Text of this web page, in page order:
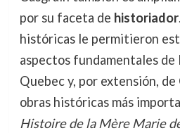
por su faceta de historiador
históricas le permitieron
aspectos fundamentales de
Quebec y, por extensión, de
obras históricas más
Histoire de la Mère Marie